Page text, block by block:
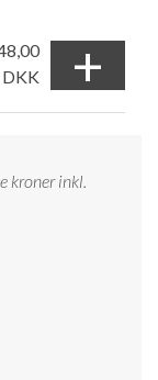
DKK
+
kroner inkl.